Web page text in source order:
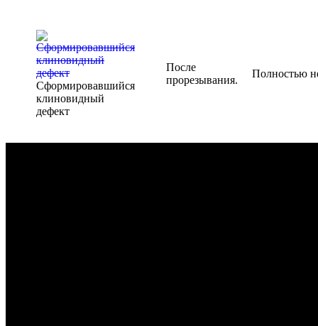
Сформировавшийся
клиновидный
дефект
После
прорезывания.
Полностью